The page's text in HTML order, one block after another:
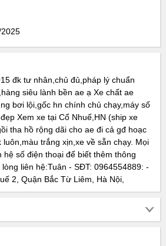
đk tư nhân,chủ đủ,pháp lý chuẩn
siêu lành bền ae ạ Xe chất ae
bơi lội,gốc hn chính chủ chạy,máy số
Xem xe tại Cổ Nhuế,HN (ship xe
tha hồ rộng dãi cho ae đi cả gđ hoạc
luôn,màu trắng xịn,xe về sẵn chạy. Mọi
hệ số điện thoại để biết thêm thông
liên hệ:Tuân - SĐT: 0964554889: -
2, Quận Bắc Từ Liêm, Hà Nội,